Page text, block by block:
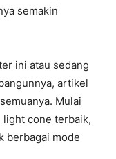
semakin
ini atau sedang
artikel
Mulai
cone terbaik,
berbagai mode